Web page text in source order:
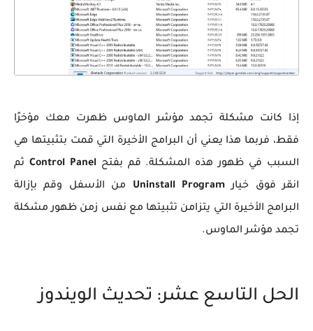
إذا كانت مشكلة تجمد مؤشر الماوس ظهرت معك مؤخرًا
فقط، فربما هذا يعني أن البرامج الأخيرة التي قمت بتثبيتها هي
السبب في ظهور هذه المشكلة. قم بفتحControl Panel ثم
انقر فوق خيارUninstall Program من الأسفل وقم بإزالة
البرامج الأخيرة التي يتزامن تثبيتها مع نفس زمن ظهور مشكلة
تجمد مؤشر الماوس.
الحل التاسع عشر: تحديث الويندوز